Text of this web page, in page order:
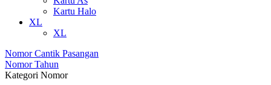
Kartu Halo
XL
XL
Nomor Cantik Pasangan
Nomor Tahun
Kategori Nomor